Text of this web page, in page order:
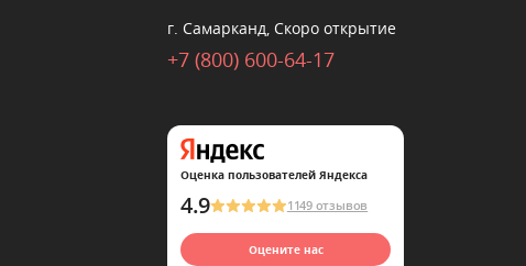
г. Самарканд, Скоро открытие
+7 (800) 600-64-17
Оценка пользователей Яндекса
4.9 1149 отзывов
Оцените нас